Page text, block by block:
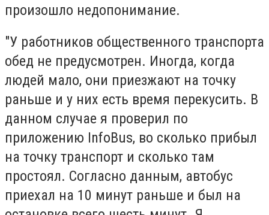
произошло недопонимание.
"У работников общественного транспорта
обед не предусмотрен. Иногда, когда
людей мало, они приезжают на точку
раньше и у них есть время перекусить. В
данном случае я проверил по
приложению InfoBus, во сколько прибыл
на точку транспорт и сколько там
простоял. Согласно данным, автобус
приехал на 10 минут раньше и был на